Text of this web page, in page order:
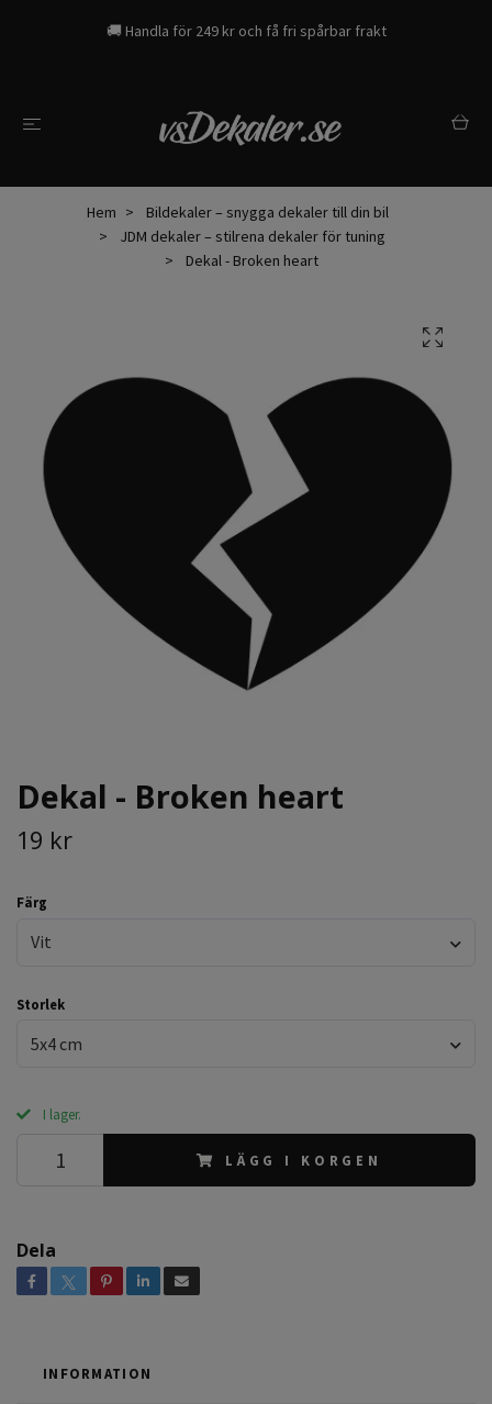
🚚 Handla för 249 kr och få fri spårbar frakt
Hem
Bildekaler – snygga dekaler till din bil
JDM dekaler – stilrena dekaler för tuning
Dekal - Broken heart
Dekal - Broken heart
19 kr
Färg
Vit
Storlek
5x4 cm
I lager.
LÄGG I KORGEN
Dela
INFORMATION